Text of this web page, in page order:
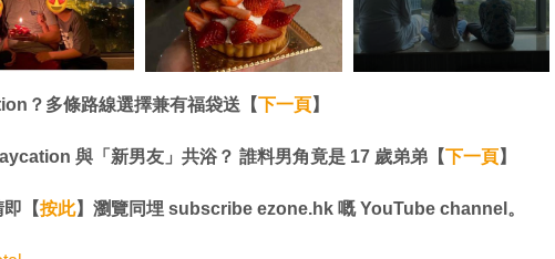
？多條路線選擇兼有福袋送【下一頁】​​​​​​​​​​​​​​
與「新男友」共浴？ 誰料男角竟是 17 歲弟弟【下一頁】​​​​​​​
【按此】瀏覽同埋 subscribe ezone.hk 嘅 YouTube channel。